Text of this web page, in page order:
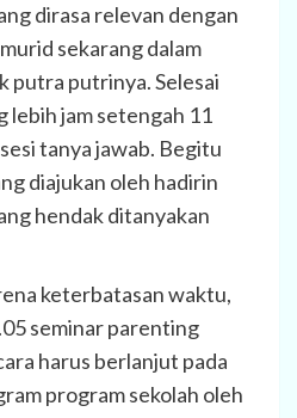
dirasa relevan dengan
sekarang dalam
putra putrinya. Selesai
lebih jam setengah 11
tanya jawab. Begitu
diajukan oleh hadirin
hendak ditanyakan
keterbatasan waktu,
seminar parenting
harus berlanjut pada
program sekolah oleh